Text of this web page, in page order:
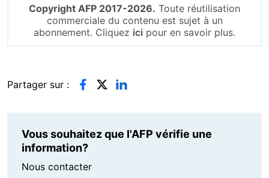
Copyright AFP 2017-2026. Toute réutilisation
commerciale du contenu est sujet à un
abonnement. Cliquez ici pour en savoir plus.
Partager sur :
Vous souhaitez que l'AFP vérifie une
information?
Nous contacter